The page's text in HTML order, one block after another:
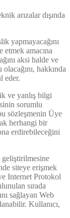
arızalar dışında
yapmayacağını
amacına
aksi halde ve
hakkında
eder.
ve yanlış bilgi
sorumlu
sözleşmenin Üye
herhangi bir
erdirebileceğini
geliştirilmesine
siteye erişmek
Internet Protokol
sırada
sağlayan Web
Kullanıcı,